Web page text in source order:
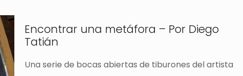
Encontrar una metáfora – Por Diego
Tatián
Una serie de bocas abiertas de tiburones del artista